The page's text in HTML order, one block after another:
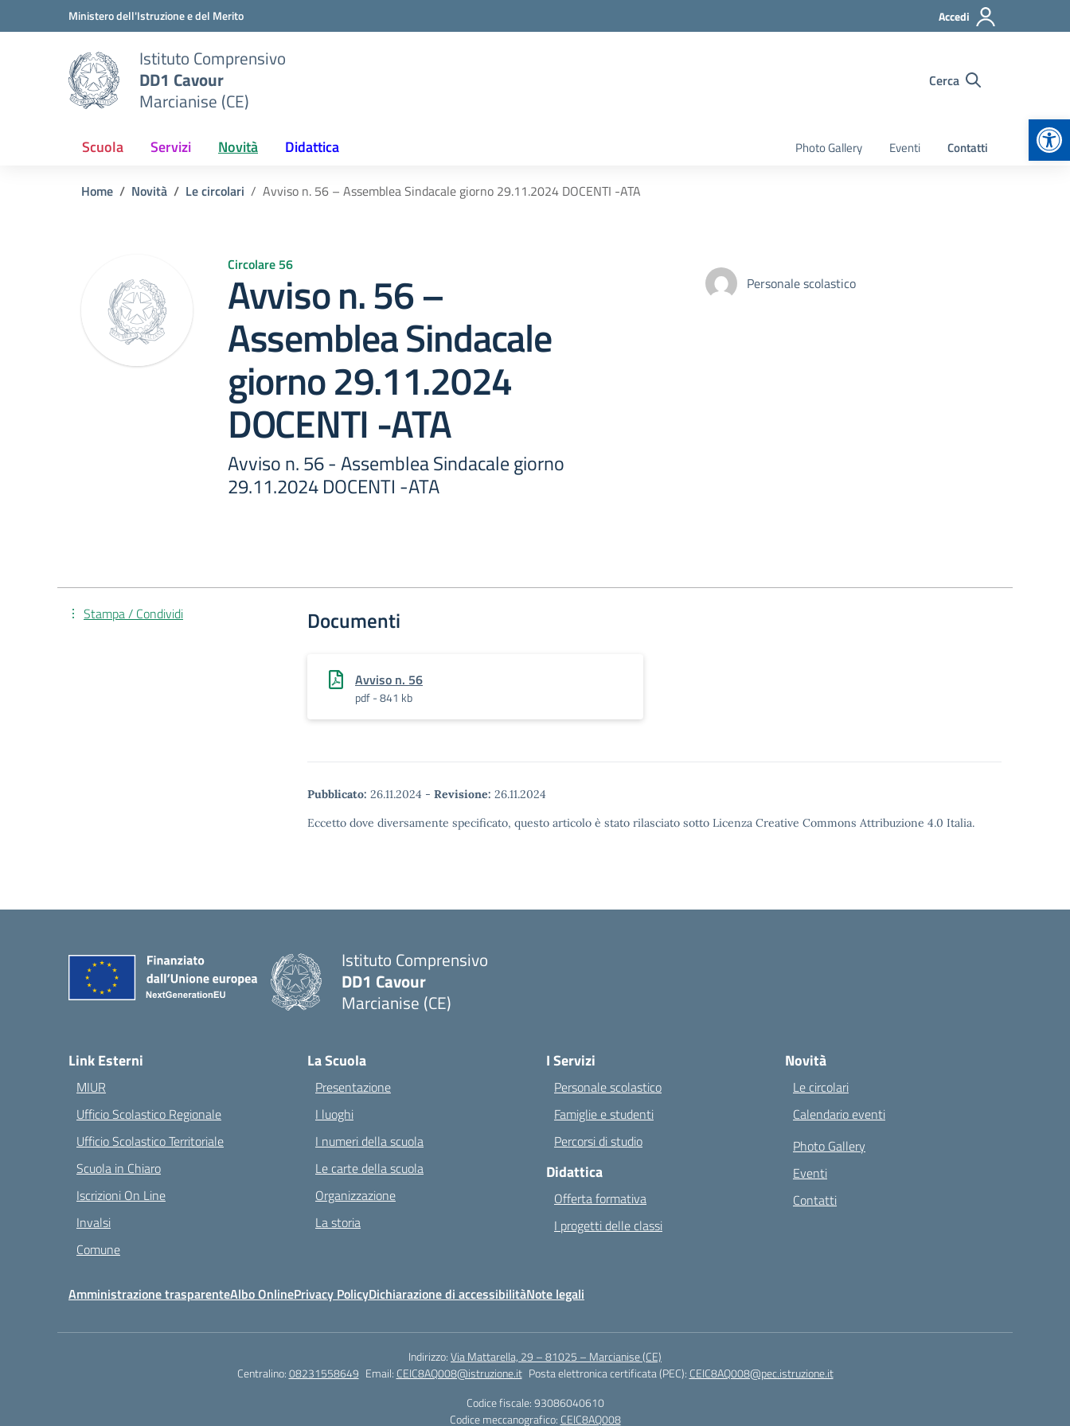
Vai ai contenuti
Vai al menu di navigazioneMinistero dell'Istruzione e del Merito Accedi
Istituto Comprensivo
DD1 Cavour
Marcianise (CE)
Cerca
Scuola Servizi Novità Didattica Photo Gallery Eventi Contatti
Home Novità Le circolari Avviso n. 56 – Assemblea Sindacale giorno 29.11.2024 DOCENTI -ATA
Circolare 56
Avviso n. 56 –
Assemblea Sindacale
giorno 29.11.2024
DOCENTI -ATA
Avviso n. 56 - Assemblea Sindacale giorno
29.11.2024 DOCENTI -ATA
Personale scolastico
Documenti
Avviso n. 56
pdf - 841 kb
Pubblicato: 26.11.2024 - Revisione: 26.11.2024
Eccetto dove diversamente specificato, questo articolo è stato rilasciato sotto Licenza Creative Commons Attribuzione 4.0 Italia.
Stampa / Condividi
Istituto Comprensivo
DD1 Cavour
Marcianise (CE)
Link Esterni
MIUR
Ufficio Scolastico Regionale
Ufficio Scolastico Territoriale
Scuola in Chiaro
Iscrizioni On Line
Invalsi
Comune
La Scuola
Presentazione
I luoghi
I numeri della scuola
Le carte della scuola
Organizzazione
La storia
I Servizi
Personale scolastico
Famiglie e studenti
Percorsi di studio
Didattica
Offerta formativa
I progetti delle classi
Novità
Le circolari
Calendario eventi
Photo Gallery
Eventi
Contatti
Amministrazione trasparenteAlbo OnlinePrivacy PolicyDichiarazione di accessibilitàNote legali
Indirizzo:Via Mattarella, 29 – 81025 – Marcianise (CE)
Centralino:08231558649 Email: CEIC8AQ008@istruzione.it Posta elettronica certificata (PEC): CEIC8AQ008@pec.istruzione.it
Codice fiscale: 93086040610
Codice meccanografico: CEIC8AQ008